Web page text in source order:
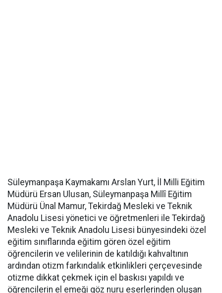
Süleymanpaşa Kaymakamı Arslan Yurt, İl Milli Eğitim
Müdürü Ersan Ulusan, Süleymanpaşa Millî Eğitim
Müdürü Ünal Mamur, Tekirdağ Mesleki ve Teknik
Anadolu Lisesi yönetici ve öğretmenleri ile Tekirdağ
Mesleki ve Teknik Anadolu Lisesi bünyesindeki özel
eğitim sınıflarında eğitim gören özel eğitim
öğrencilerin ve velilerinin de katıldığı kahvaltının
ardından otizm farkındalık etkinlikleri çerçevesinde
otizme dikkat çekmek için el baskısı yapıldı ve
öğrencilerin el emeği göz nuru eserlerinden oluşan